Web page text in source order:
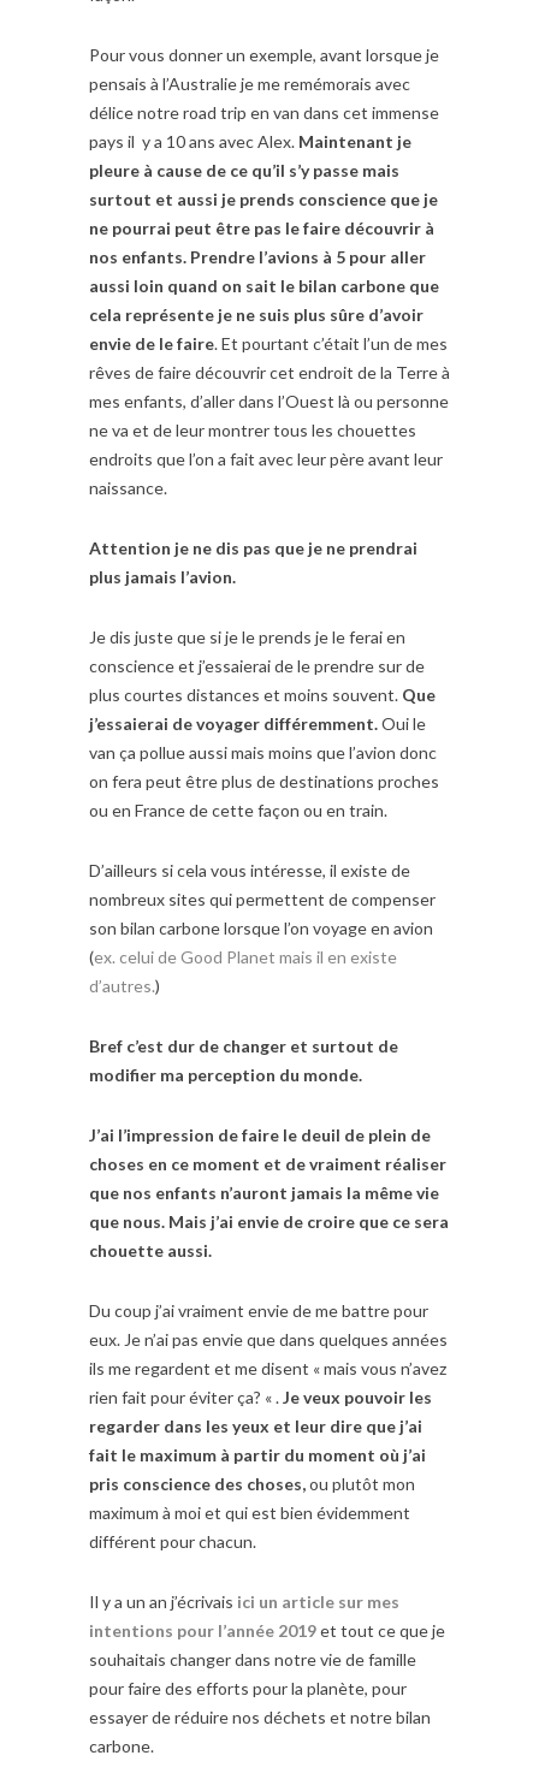
Pour vous donner un exemple, avant lorsque je
pensais à l’Australie je me remémorais avec
délice notre road trip en van dans cet immense
pays il y a 10 ans avec Alex. Maintenant je
pleure à cause de ce qu’il s’y passe mais
surtout et aussi je prends conscience que je
ne pourrai peut être pas le faire découvrir à
nos enfants. Prendre l’avions à 5 pour aller
aussi loin quand on sait le bilan carbone que
cela représente je ne suis plus sûre d’avoir
envie de le faire. Et pourtant c’était l’un de mes
rêves de faire découvrir cet endroit de la Terre à
mes enfants, d’aller dans l’Ouest là ou personne
ne va et de leur montrer tous les chouettes
endroits que l’on a fait avec leur père avant leur
naissance.
Attention je ne dis pas que je ne prendrai
plus jamais l’avion.
Je dis juste que si je le prends je le ferai en
conscience et j’essaierai de le prendre sur de
plus courtes distances et moins souvent. Que
j’essaierai de voyager différemment.Oui le
van ça pollue aussi mais moins que l’avion donc
on fera peut être plus de destinations proches
ou en France de cette façon ou en train.
D’ailleurs si cela vous intéresse, il existe de
nombreux sites qui permettent de compenser
son bilan carbone lorsque l’on voyage en avion
(ex. celui de Good Planet mais il en existe
d’autres.)
Bref c’est dur de changer et surtout de
modifier ma perception du monde.
J’ai l’impression de faire le deuil de plein de
choses en ce moment et de vraiment réaliser
que nos enfants n’auront jamais la même vie
que nous. Mais j’ai envie de croire que ce sera
chouette aussi.
Du coup j’ai vraiment envie de me battre pour
eux. Je n’ai pas envie que dans quelques années
ils me regardent et me disent « mais vous n’avez
rien fait pour éviter ça? « .Je veux pouvoir les
regarder dans les yeux et leur dire que j’ai
fait le maximum à partir du moment où j’ai
pris conscience des choses,ou plutôt mon
maximum à moi et qui est bien évidemment
différent pour chacun.
Il y a un an j’écrivais ici un article sur mes
intentions pour l’année 2019et tout ce que je
souhaitais changer dans notre vie de famille
pour faire des efforts pour la planète, pour
essayer de réduire nos déchets et notre bilan
carbone.